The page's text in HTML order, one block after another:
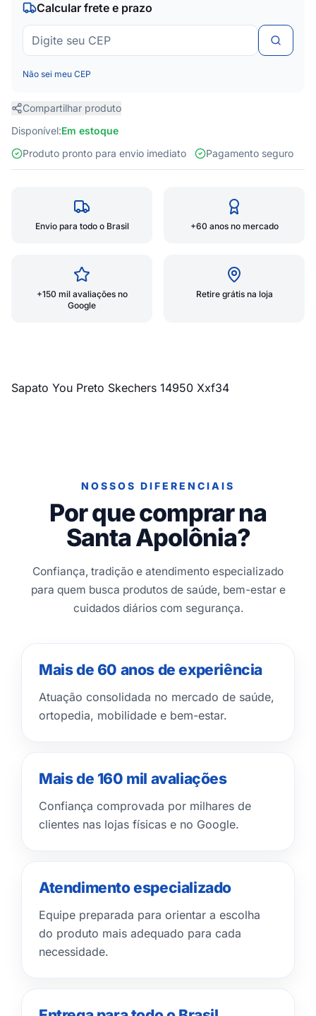
Calcular frete e prazo
Não sei meu CEP
Compartilhar produto
Disponível:Em estoque
Produto pronto para envio imediato
Pagamento seguro
Envio para todo o Brasil +60 anos no mercado
+150 mil avaliações no
Google
Retire grátis na loja
Sapato You Preto Skechers 14950 Xxf34
NOSSOS DIFERENCIAIS
Por que comprar na
Santa Apolônia?
Confiança, tradição e atendimento especializado
para quem busca produtos de saúde, bem-estar e
cuidados diários com segurança.
Mais de 60 anos de experiência
Atuação consolidada no mercado de saúde,
ortopedia, mobilidade e bem-estar.
Mais de 160 mil avaliações
Confiança comprovada por milhares de
clientes nas lojas físicas e no Google.
Atendimento especializado
Equipe preparada para orientar a escolha
do produto mais adequado para cada
necessidade.